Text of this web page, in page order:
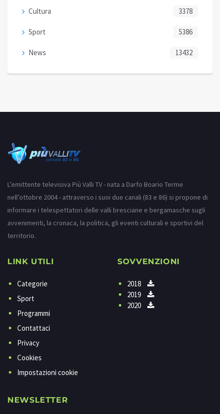
Cultura 3378
Sport 5386
News 13432
L’emittente televisiva Più Valli TV - nata a Darfo Boario Terme
nell’ottobre 2004 - attraverso i suoi due canali (83 e 86) si propone di
informare i telespettatori delle valli bresciane e bergamasche sugli
avvenimenti, la cronaca, la politica, gli eventi culturali e sportivi del
territorio.
LINK UTILI
Categorie
Sport
Programmi
Contattaci
Privacy
Cookies
Impostazioni cookie
SOVVENZIONI
2018
2019
2020
NEWSLETTER